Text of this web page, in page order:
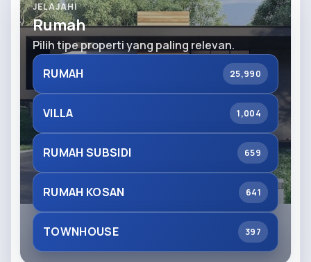
JELAJAHI
Rumah
Pilih tipe properti yang paling relevan.
RUMAH
25,990
VILLA 1,004
RUMAH SUBSIDI 659
RUMAH KOSAN 641
TOWNHOUSE 397